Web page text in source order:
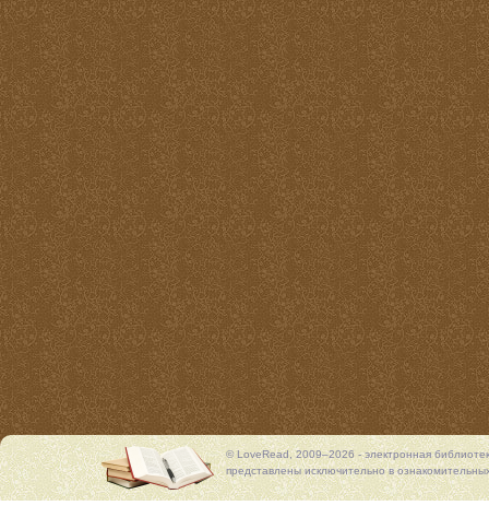
© LoveRead, 2009–2026 - электронная
представлены исключительно в